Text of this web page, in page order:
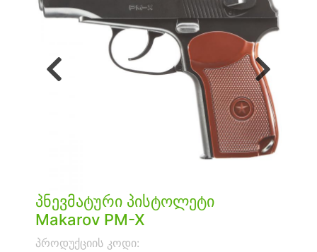
წინა შემდეგი
პნევმატური პისტოლეტი
Makarov PM-X
პროდუქციის კოდი: